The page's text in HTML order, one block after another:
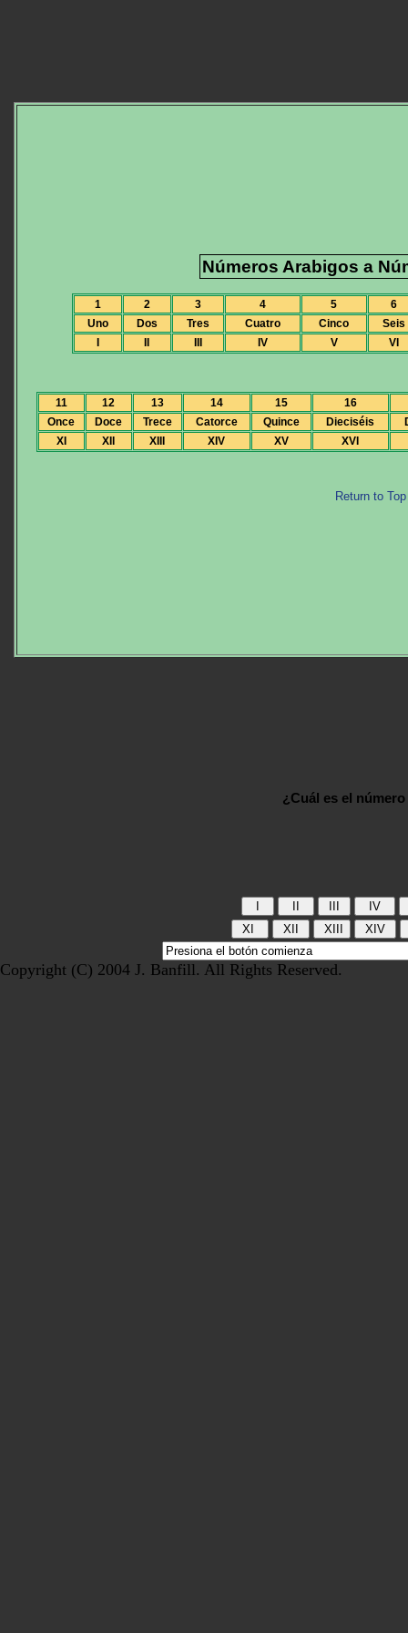
Números Arabigos a
1 2 3 4 5
6
Uno
Dos Tres Cuatro Cinco
Seis
IV V VI
11 12 13 14 15
16
Once
Doce Trece Catorce Quince Dieciséis
XI
XII XIII XIV XV XVI
Return to Top
¿Cuál es el
Copyright (C) 2004 J. Banfill. All Rights Reserved.